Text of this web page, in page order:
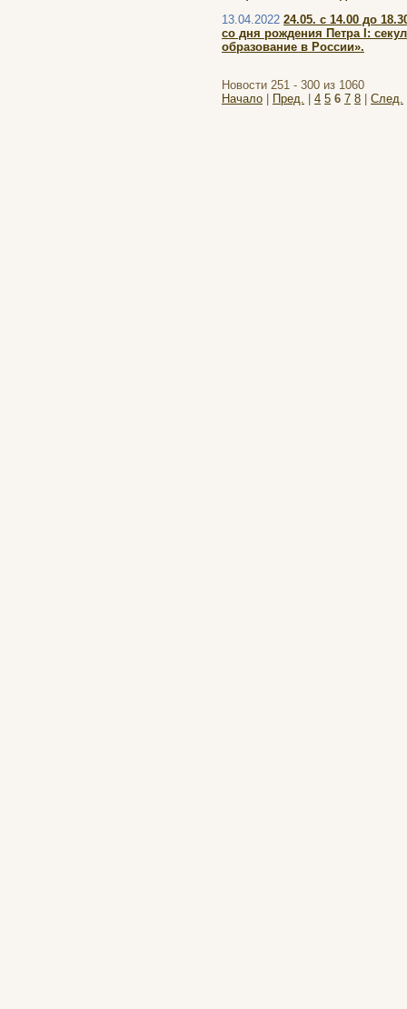
13.04.2022 24.05. с 14.00 до
со дня рождения Петра I:
образование в России».
Новости 251 - 300 из 1060
Начало
Пред. 4 5 6 7 8 След.